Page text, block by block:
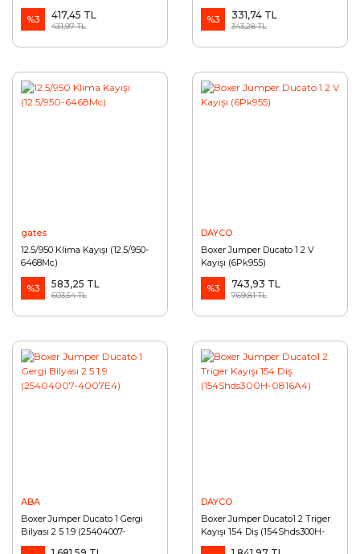
Pg-9623111980-616070-
9623111980-616070)
%3 417,45 TL
431,97 TL
%3 331,74 TL
343,28 TL
gates
12.5/950 Klima Kayışı (12.5/950-
6468Mc)
%3 583,25 TL
603,54 TL
DAYCO
Boxer Jumper Ducato 1 2 V
Kayışı (6Pk955)
%3 743,93 TL
769,81 TL
ABA
Boxer Jumper Ducato 1 Gergi
Bilyası 2 5 1.9 (25404007-
4007E4)
DAYCO
Boxer Jumper Ducato1 2 Triger
Kayışı 154 Diş (154Shds300H-
0816A4)